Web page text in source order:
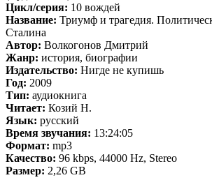
Цикл/серия: 10 вождей
Название: Триумф и трагедия.
Сталина
Автор: Волкогонов Дмитрий
Жанр: история, биографии
Издательство: Нигде не купишь
Год: 2009
Тип: аудиокнига
Читает: Козий Н.
Язык: русский
Время звучания: 13:24:05
Формат: mp3
Качество: 96 kbps, 44000 Hz, Stereo
Размер: 2,26 GB